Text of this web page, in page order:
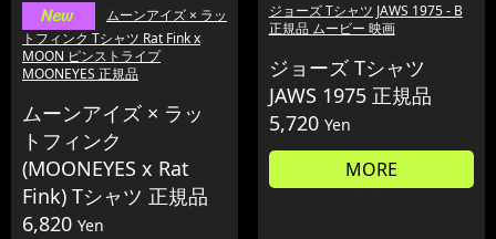
ムーンアイズ × ラッ
トフィンク Tシャツ Rat Fink x
MOON ピンストライプ
MOONEYES 正規品
ムーンアイズ × ラッ
トフィンク
(MOONEYES x Rat
Fink) Tシャツ 正規品
6,820 Yen
ジョーズ Tシャツ JAWS 1975 - B
正規品 ムービー 映画
ジョーズ Tシャツ
JAWS 1975 正規品
5,720 Yen
MORE